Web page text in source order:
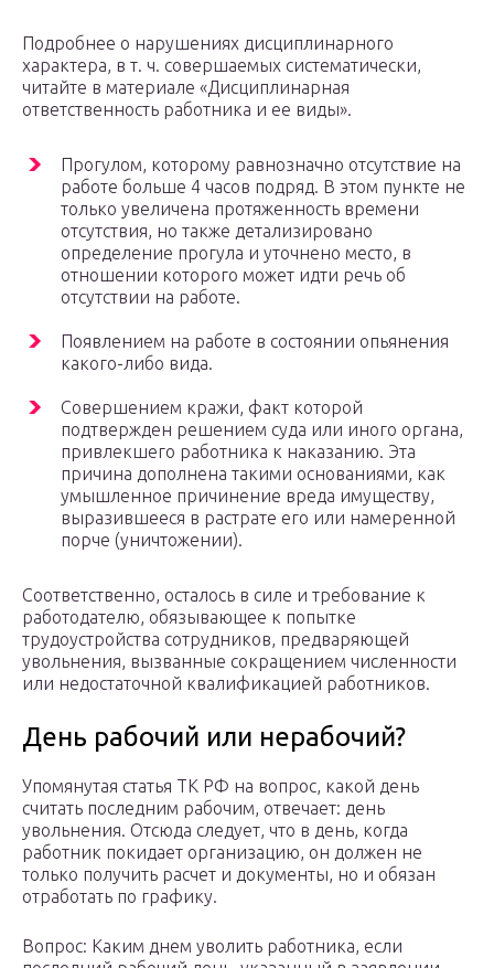
Подробнее о нарушениях дисциплинарного
характера, в т. ч. совершаемых систематически,
читайте в материале «Дисциплинарная
ответственность работника и ее виды».
Прогулом, которому равнозначно отсутствие на
работе больше 4 часов подряд. В этом пункте не
только увеличена протяженность времени
отсутствия, но также детализировано
определение прогула и уточнено место, в
отношении которого может идти речь об
отсутствии на работе.
Появлением на работе в состоянии опьянения
какого-либо вида.
Совершением кражи, факт которой
подтвержден решением суда или иного органа,
привлекшего работника к наказанию. Эта
причина дополнена такими основаниями, как
умышленное причинение вреда имуществу,
выразившееся в растрате его или намеренной
порче (уничтожении).
Соответственно, осталось в силе и требование к
работодателю, обязывающее к попытке
трудоустройства сотрудников, предваряющей
увольнения, вызванные сокращением численности
или недостаточной квалификацией работников.
День рабочий или нерабочий?
Упомянутая статья ТК РФ на вопрос, какой день
считать последним рабочим, отвечает: день
увольнения. Отсюда следует, что в день, когда
работник покидает организацию, он должен не
только получить расчет и документы, но и обязан
отработать по графику.
Вопрос: Каким днем уволить работника, если